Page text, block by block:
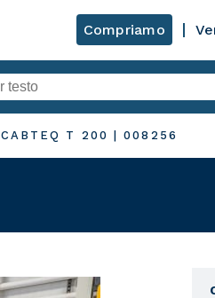
Compriamo
CABTEQ T 200 |008256